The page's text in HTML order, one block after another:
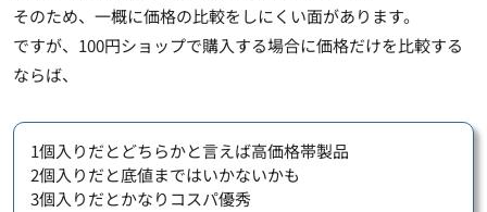
そのため、一概に価格の比較をしにくい面があります。
ですが、100円ショップで購入する場合に価格だけを比較する
ならば、
1個入りだとどちらかと言えば高価格帯製品
2個入りだと底値まではいかないかも
3個入りだとかなりコスパ優秀